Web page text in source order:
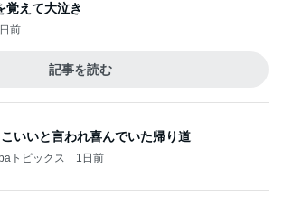
覚えて大泣き
前
記事を読む
いいと言われ喜んでいた帰り道
トピックス 1日前